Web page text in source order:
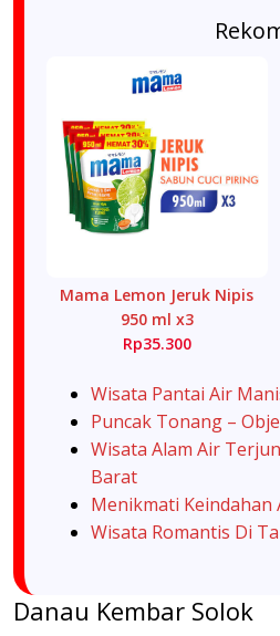
Mama Lemon Jeruk Nipis
950 ml x3
Rp35.300
Wisata Pantai Air
Puncak Tonang –
Wisata Alam Air
Barat
Menikmati Keindahan
Wisata Romantis Di
Danau Kembar Solok